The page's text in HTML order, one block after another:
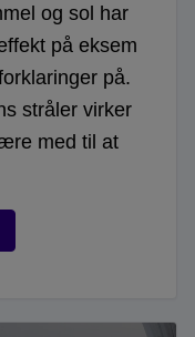
og sol har
på eksem
på.
stråler virker
med til at